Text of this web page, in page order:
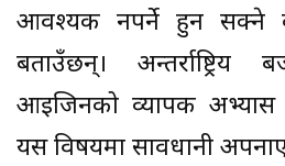
आवश्यक नपर्ने हुन सक्ने
बताउँछन्।
आइजिनको व्यापक अभ्यास
यस विषयमा सावधानी